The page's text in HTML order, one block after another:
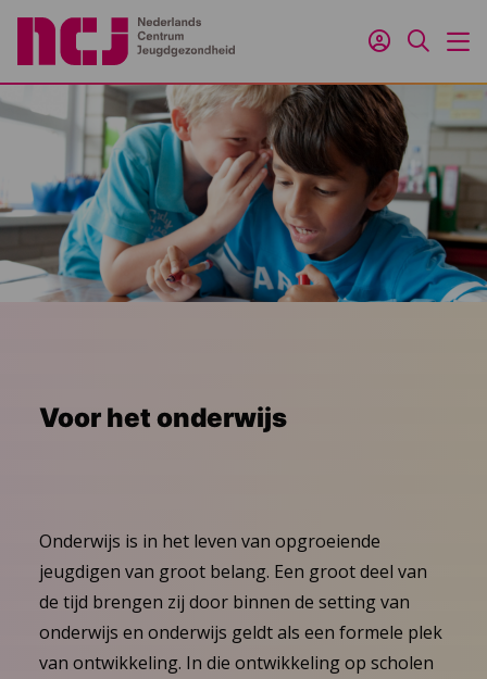
Inloggen
Zoeken
Voor het onderwijs
Onderwijs is in het leven van opgroeiende
jeugdigen van groot belang. Een groot deel van
de tijd brengen zij door binnen de setting van
onderwijs en onderwijs geldt als een formele plek
van ontwikkeling. In die ontwikkeling op scholen